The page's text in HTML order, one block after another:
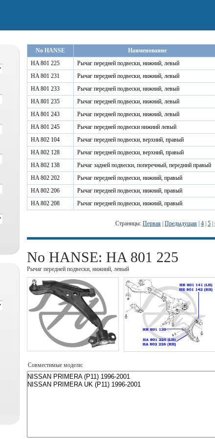
No HANSE Наименование
HA 801 225
Рычаг передней подвески, нижний, левый
HA 801 231
Рычаг передней подвески, нижний, левый
HA 801 233
Рычаг передней подвески, нижний, левый
HA 801 235
Рычаг передней подвески, нижний, левый
HA 801 243
Рычаг передней подвески, нижний, левый
HA 801 245
Рычаг передней подвески нижний левый
HA 802 104
Рычаг передней подвески, верхний, правый
HA 802 128
Рычаг передней подвески, верхний, правый
HA 802 138
Рычаг задней подвески, поперечный, передний правый
HA 802 202
Рычаг передней подвески, нижний, правый
HA 802 206
Рычаг передней подвески, нижний, правый
HA 802 208
Рычаг передней подвески, нижний, правый
Страницы: Первая Предыдущая 4 5
No HANSE: HA 801 225
Рычаг передней подвески, нижний, левый
Совместимые модели: